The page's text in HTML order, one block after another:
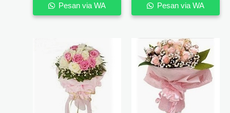
Pesan via WA Pesan via WA